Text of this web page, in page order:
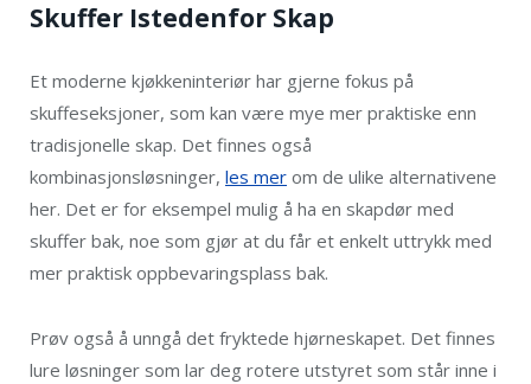
Skuffer Istedenfor Skap
Et moderne kjøkkeninteriør har gjerne fokus på
skuffeseksjoner, som kan være mye mer praktiske enn
tradisjonelle skap. Det finnes også
kombinasjonsløsninger, les mer om de ulike alternativene
her. Det er for eksempel mulig å ha en skapdør med
skuffer bak, noe som gjør at du får et enkelt uttrykk med
mer praktisk oppbevaringsplass bak.
Prøv også å unngå det fryktede hjørneskapet. Det finnes
lure løsninger som lar deg rotere utstyret som står inne i